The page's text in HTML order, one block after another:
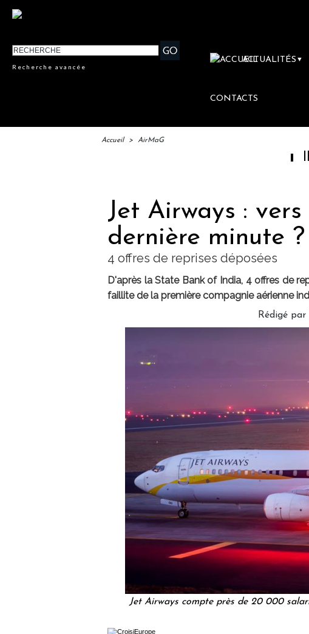
Recherche avancée
ACTUALITÉS ▼
CONTACTS
Accueil > AirMaG
IFTM :
Jet Airways :
dernière minute ?
4 offres de reprises déposées
D'après la State Bank of India, 4 offres de
faillite de la première compagnie aérienne
Rédigé par
Jet Airways compte près de 20 000